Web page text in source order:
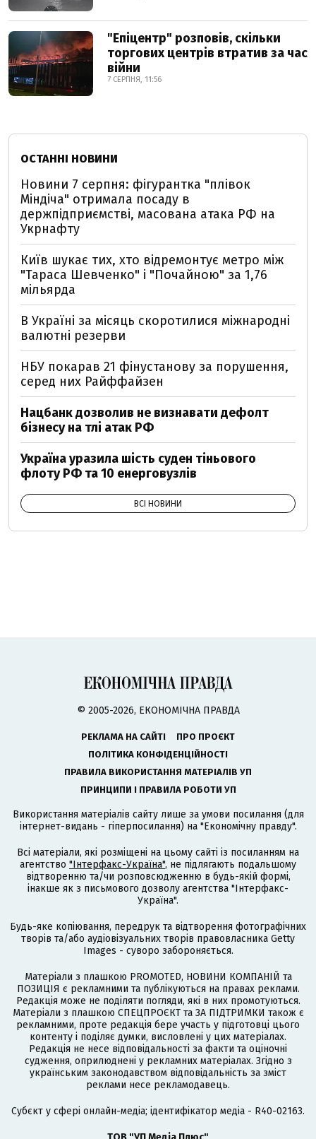
"Епіцентр" розповів, скільки
торгових центрів втратив за час
війни
7 СЕРПНЯ, 11:56
ОСТАННІ НОВИНИ
Новини 7 серпня: фігурантка "плівок
Міндіча" отримала посаду в
держпідприємстві, масована атака РФ на
Укрнафту
Київ шукає тих, хто відремонтує метро між
"Тараса Шевченко" і "Почайною" за 1,76
мільярда
В Україні за місяць скоротилися міжнародні
валютні резерви
НБУ покарав 21 фінустанову за порушення,
серед них Райффайзен
Нацбанк дозволив не визнавати дефолт
бізнесу на тлі атак РФ
Україна уразила шість суден тіньового
флоту РФ та 10 енерговузлів
ВСІ НОВИНИ
© 2005-2026, ЕКОНОМІЧНА ПРАВДА
РЕКЛАМА НА САЙТІ
ПРО ПРОЄКТ
ПОЛІТИКА КОНФІДЕНЦІЙНОСТІ
ПРАВИЛА ВИКОРИСТАННЯ МАТЕРІАЛІВ УП
ПРИНЦИПИ І ПРАВИЛА РОБОТИ УП
Використання матеріалів сайту лише за умови посилання (для
інтернет-видань - гіперпосилання) на "Економічну правду".
Всі матеріали, які розміщені на цьому сайті із посиланням на
агентство "Інтерфакс-Україна", не підлягають подальшому
відтворенню та/чи розповсюдженню в будь-якій формі,
інакше як з письмового дозволу агентства "Інтерфакс-
Україна".
Будь-яке копіювання, передрук та відтворення фотографічних
творів та/або аудіовізуальних творів правовласника Getty
Images - суворо забороняється.
Матеріали з плашкою PROMOTED, НОВИНИ КОМПАНІЙ та
ПОЗИЦІЯ є рекламними та публікуються на правах реклами.
Редакція може не поділяти погляди, які в них промотуються.
Матеріали з плашкою СПЕЦПРОЄКТ та ЗА ПІДТРИМКИ також є
рекламними, проте редакція бере участь у підготовці цього
контенту і поділяє думки, висловлені у цих матеріалах.
Редакція не несе відповідальності за факти та оціночні
судження, оприлюднені у рекламних матеріалах. Згідно з
українським законодавством відповідальність за зміст
реклами несе рекламодавець.
Cубєкт у сфері онлайн-медіа; ідентифікатор медіа - R40-02163.